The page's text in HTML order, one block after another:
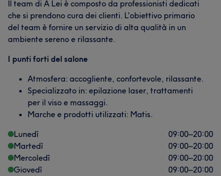
Il team di A Lei è composto da professionisti dedicati
che si prendono cura dei clienti. L'obiettivo primario
del team è fornire un servizio di alta qualità in un
ambiente sereno e rilassante.
I punti forti del salone
Atmosfera: accogliente, confortevole, rilassante.
Specializzato in: epilazione laser, trattamenti
per il viso e massaggi.
Marche e prodotti utilizzati: Matis.
Lunedì
09:00–20:00
Martedì
09:00–20:00
Mercoledì
09:00–20:00
Giovedì
09:00–20:00